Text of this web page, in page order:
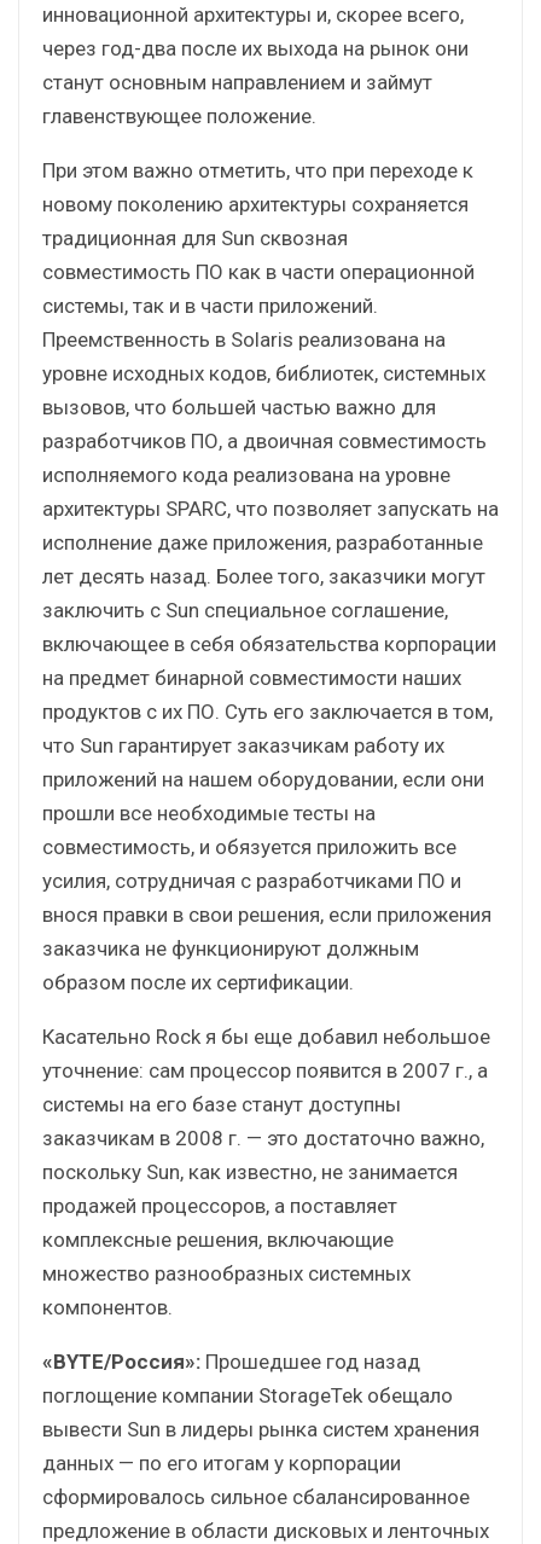
инновационной архитектуры и, скорее всего,
через год-два после их выхода на рынок они
станут основным направлением и займут
главенствующее положение.
При этом важно отметить, что при переходе к
новому поколению архитектуры сохраняется
традиционная для Sun сквозная
совместимость ПО как в части операционной
системы, так и в части приложений.
Преемственность в Solaris реализована на
уровне исходных кодов, библиотек, системных
вызовов, что большей частью важно для
разработчиков ПО, а двоичная совместимость
исполняемого кода реализована на уровне
архитектуры SPARC, что позволяет запускать на
исполнение даже приложения, разработанные
лет десять назад. Более того, заказчики могут
заключить с Sun специальное соглашение,
включающее в себя обязательства корпорации
на предмет бинарной совместимости наших
продуктов с их ПО. Суть его заключается в том,
что Sun гарантирует заказчикам работу их
приложений на нашем оборудовании, если они
прошли все необходимые тесты на
совместимость, и обязуется приложить все
усилия, сотрудничая с разработчиками ПО и
внося правки в свои решения, если приложения
заказчика не функционируют должным
образом после их сертификации.
Касательно Rock я бы еще добавил небольшое
уточнение: сам процессор появится в 2007 г., а
системы на его базе станут доступны
заказчикам в 2008 г. — это достаточно важно,
поскольку Sun, как известно, не занимается
продажей процессоров, а поставляет
комплексные решения, включающие
множество разнообразных системных
компонентов.
«BYTE/Россия»: Прошедшее год назад
поглощение компании StorageTek обещало
вывести Sun в лидеры рынка систем хранения
данных — по его итогам у корпорации
сформировалось сильное сбалансированное
предложение в области дисковых и ленточных